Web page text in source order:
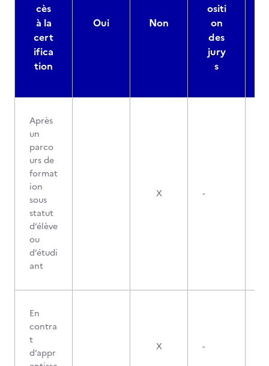
cès
à la
cert
ifica
tion
Oui Non
ositi
on
des
jury
s
Après
un
parco
urs de
format
ion
sous
statut
d’élève
ou
d’étudi
ant
X -
En
contra
t
d’appr
X -